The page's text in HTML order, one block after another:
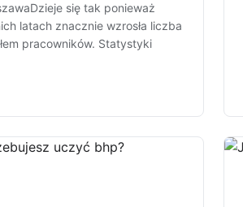
się tak ponieważ
latach znacznie wzrosła liczba
pracowników. Statystyki